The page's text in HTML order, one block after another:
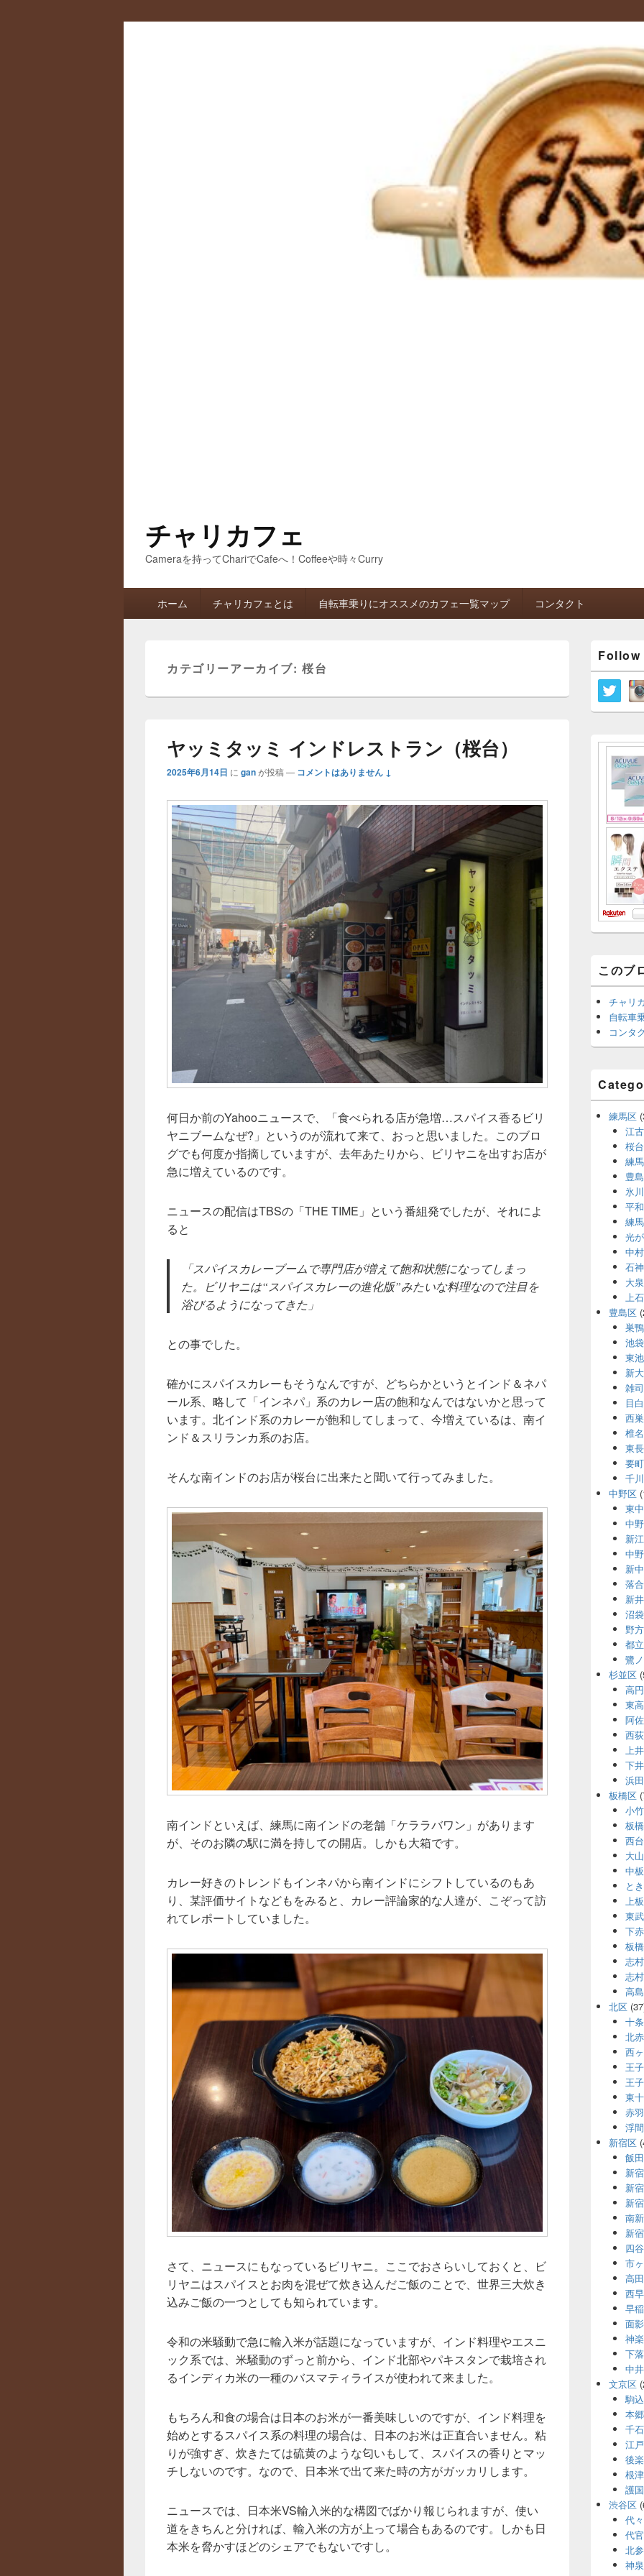
チャリカフェ
Cameraを持ってChariでCafeへ！Coffeeや時々Curry
ホーム チャリカフェとは 自転車乗りにオススメのカフェ一覧マップ コンタクト
カテゴリーアーカイブ:桜台
ヤッミタッミ インドレストラン（桜台）
2025年6月14日 に ganが投稿 — コメントはありません ↓
何日か前のYahooニュースで、「食べられる店が急増…スパイス香るビリ
ヤニブームなぜ?」というのが流れて来て、おっと思いました。このブロ
グでも何度か指摘していますが、去年あたりから、ビリヤニを出すお店が
急に増えているのです。
ニュースの配信はTBSの「THE TIME」という番組発でしたが、それによ
ると
「スパイスカレーブームで専門店が増えて飽和状態になってしまっ
た。ビリヤニは“スパイスカレーの進化版”みたいな料理なので注目を
浴びるようになってきた」
との事でした。
確かにスパイスカレーもそうなんですが、どちらかというとインド＆ネパ
ール系、略して「インネパ」系のカレー店の飽和なんではないかと思って
います。北インド系のカレーが飽和してしまって、今増えているは、南イ
ンド＆スリランカ系のお店。
そんな南インドのお店が桜台に出来たと聞いて行ってみました。
南インドといえば、練馬に南インドの老舗「ケララバワン」があります
が、そのお隣の駅に満を持しての開店。しかも大箱です。
カレー好きのトレンドもインネパから南インドにシフトしているのもあ
り、某評価サイトなどもをみると、カレー評論家的な人達が、こぞって訪
れてレポートしていました。
さて、ニュースにもなっているビリヤニ。ここでおさらいしておくと、ビ
リヤニはスパイスとお肉を混ぜて炊き込んだご飯のことで、世界三大炊き
込みご飯の一つとしても知られています。
令和の米騒動で急に輸入米が話題になっていますが、インド料理やエスニ
ック系では、米騒動のずっと前から、インド北部やパキスタンで栽培され
るインディカ米の一種のバスマティライスが使われて来ました。
もちろん和食の場合は日本のお米が一番美味しいのですが、インド料理を
始めとするスパイス系の料理の場合は、日本のお米は正直合いません。粘
りが強すぎ、炊きたては硫黄のような匂いもして、スパイスの香りとマッ
チしないのです。なので、日本米で出て来た時の方がガッカリします。
ニュースでは、日本米VS輸入米的な構図でばかり報じられますが、使い
道をきちんと分ければ、輸入米の方が上って場合もあるのです。しかも日
本米を脅かすほどのシェアでもないですし。
イ
ン
サ
ド
このブ
チャリ
自転車
コンタ
練馬区
江
桜台
練馬
豊
氷
平
練
光
中
石
大
上
豊島区
巣鴨
池袋
東
新
雑
目白
西
椎
東
要町
千川
中野区
東
中野
新
中
新
落合
新
沼袋
野方
都
鷺
杉並区
高
東
阿
西
上
下
浜
板橋区
小
板
西台
大山
中
と
上
東
下
板
志
志
高
北区
十条
北
西
王子
王
東
赤羽
浮
新宿区
飯
新宿
新
新
南
新
四
市
高
西
早
面
神
下
中井
文京区
駒込
本
千石
江
後
根津
護
渋谷区
代
代
北
神泉